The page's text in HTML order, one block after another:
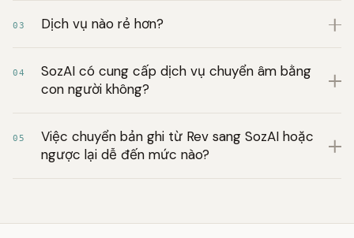
03 Dịch vụ nào rẻ hơn?
04
SozAI có cung cấp dịch vụ chuyển âm bằng
con người không?
05
Việc chuyển bản ghi từ Rev sang SozAI hoặc
ngược lại dễ đến mức nào?